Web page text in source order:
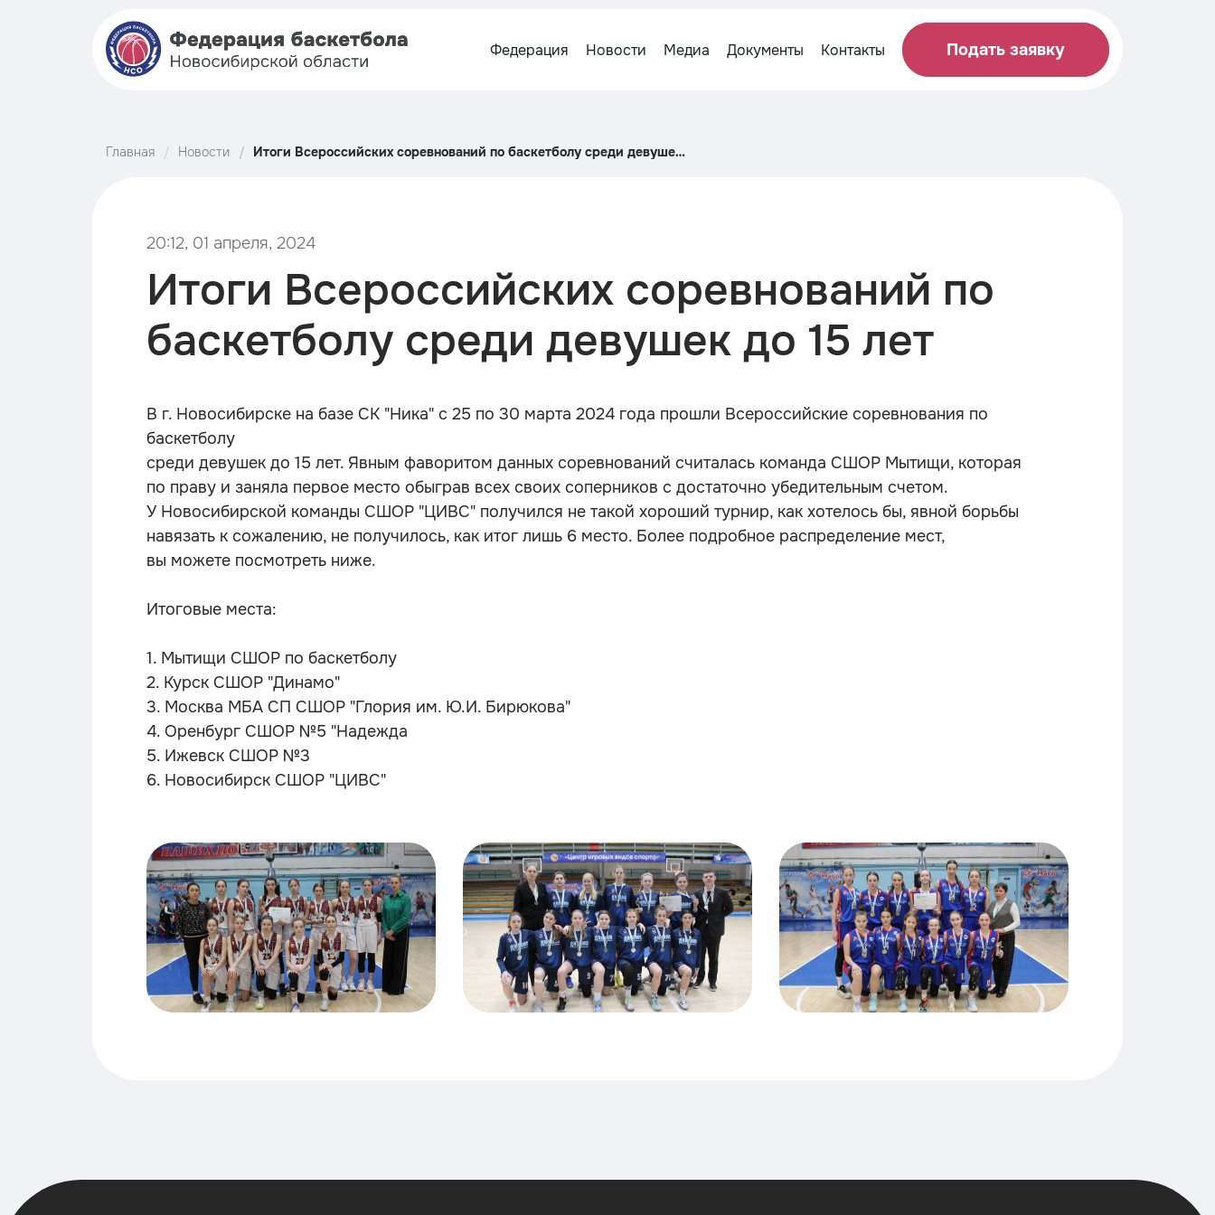
Федерация Новости Медиа Документы Контакты Подать заявку
Главная Новости
Итоги Всероссийских соревнований по баскетболу среди девушек
20:12, 01 апреля, 2024
Итоги Всероссийских соревнований по
баскетболу среди девушек до 15 лет
В г. Новосибирске на базе СК "Ника" с 25 по 30 марта 2024 года прошли Всероссийские соревнования по
баскетболу
среди девушек до 15 лет. Явным фаворитом данных соревнований считалась команда СШОР Мытищи, которая
по праву и заняла первое место обыграв всех своих соперников с достаточно убедительным счетом.
У Новосибирской команды СШОР "ЦИВС" получился не такой хороший турнир, как хотелось бы, явной борьбы
навязать к сожалению, не получилось, как итог лишь 6 место. Более подробное распределение мест,
вы можете посмотреть ниже.
Итоговые места:
1. Мытищи СШОР по баскетболу
2. Курск СШОР "Динамо"
3. Москва МБА СП СШОР "Глория им. Ю.И. Бирюкова"
4. Оренбург СШОР №5 "Надежда
5. Ижевск СШОР №3
6. Новосибирск СШОР "ЦИВС"